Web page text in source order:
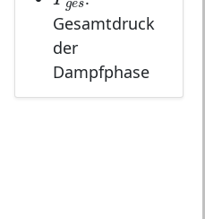
ges
Gesamtdruck
der
Dampfphase